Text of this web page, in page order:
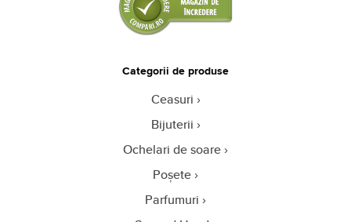
Categorii de produse
Ceasuri
Bijuterii
Ochelari de soare
Poșete
Parfumuri